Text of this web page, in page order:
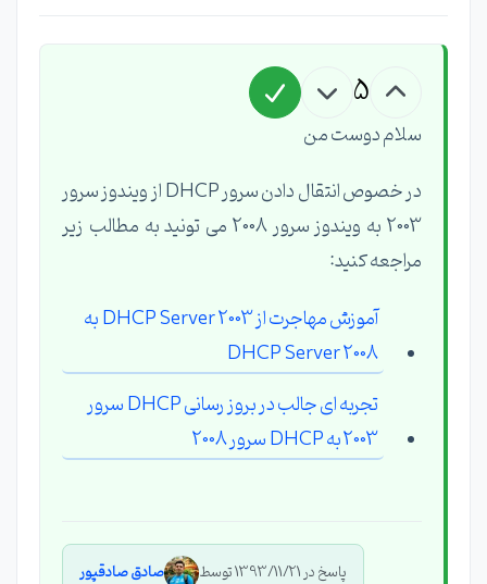
5
سلام دوست من
در خصوص انتقال دادن سرور DHCP از ویندوز سرور
2003 به ویندوز سرور 2008 می تونید به مطالب زیر
مراجعه کنید:
آموزش مهاجرت از DHCP Server 2003 به
DHCP Server 2008
تجربه ای جالب در بروز رسانی DHCP سرور
2003 به DHCP سرور 2008
پاسخ در 1393/11/21 توسط صادق صادقپور